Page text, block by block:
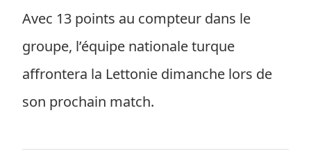
Avec 13 points au compteur dans le
groupe, l’équipe nationale turque
affrontera la Lettonie dimanche lors de
son prochain match.